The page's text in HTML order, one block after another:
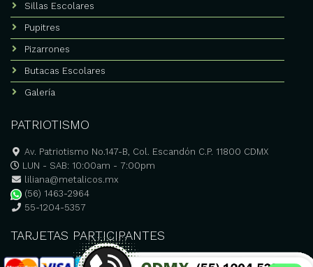
Sillas Escolares
Pupitres
Pizarrones
Butacas Escolares
Galería
PATRIOTISMO
Av. Patriotismo No.147-B, Col. Escandón C.P. 11800 CDMX
LUN - SAB: 10:00am - 7:00pm
liliana@metalicos.mx
(56) 1463-2964
55-1204-5357
TARJETAS PARTICIPANTES